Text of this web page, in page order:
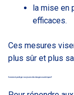
la mise en
efficaces.
Ces mesures
plus sûr et plus
Comment protéger nos jeunes des dangers numériques?